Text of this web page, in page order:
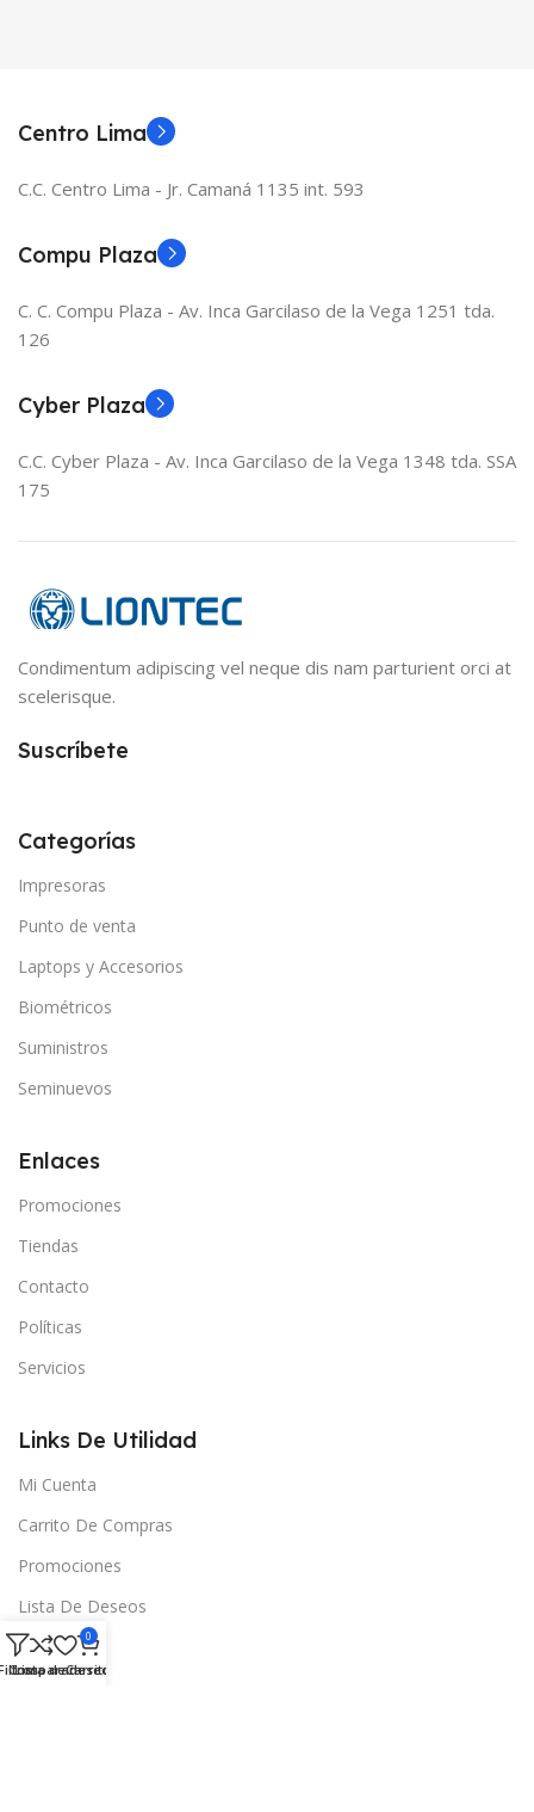
Centro Lima
C.C. Centro Lima - Jr. Camaná 1135 int. 593
Compu Plaza
C. C. Compu Plaza - Av. Inca Garcilaso de la Vega 1251 tda.
126
Cyber Plaza
C.C. Cyber Plaza - Av. Inca Garcilaso de la Vega 1348 tda. SSA
175
Condimentum adipiscing vel neque dis nam parturient orci at
scelerisque.
Suscríbete
Categorías
Impresoras
Punto de venta
Laptops y Accesorios
Biométricos
Suministros
Seminuevos
Enlaces
Promociones
Tiendas
Contacto
Políticas
Servicios
Links De Utilidad
Mi Cuenta
Carrito De Compras
Promociones
Lista De Deseos
Salir
Comparar
Lista de deseos
0
Carrito